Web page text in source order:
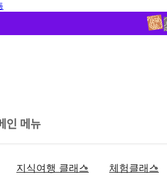
인 메뉴
지식여행 클래스 체험클래스